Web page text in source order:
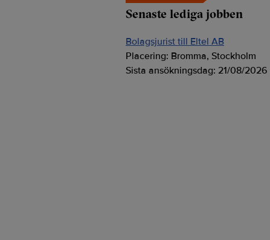
Senaste lediga jobben
Bolagsjurist till Eltel AB
Placering: Bromma, Stockholm
Sista ansökningsdag: 21/08/2026